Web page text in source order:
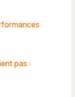
pas :